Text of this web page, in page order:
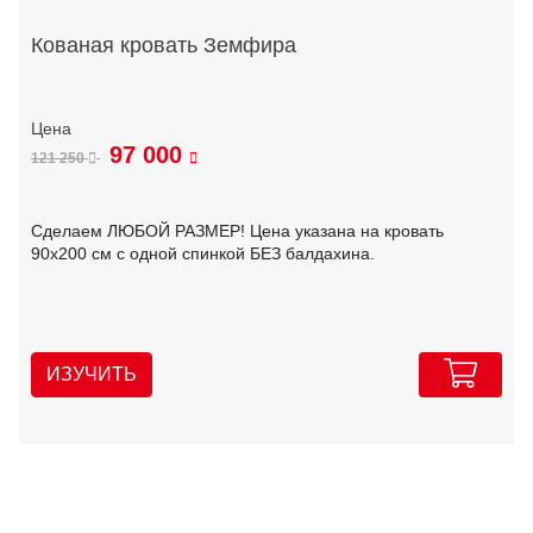
Кованая кровать Земфира
121 250 97 000
Сделаем ЛЮБОЙ РАЗМЕР! Цена указана на кровать
90х200 см с одной спинкой БЕЗ балдахина.
ИЗУЧИТЬ